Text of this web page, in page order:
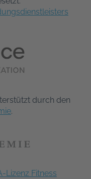
durch den
.
Lizenz Fitness